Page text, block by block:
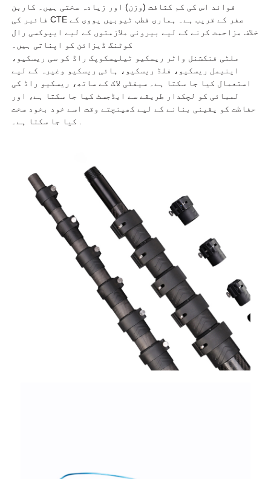
فوائد اس کی کم کثافت (وزن) اور زیادہ سختی ہیں۔ کاربن
فائبر کی CTE صفر کے قریب ہے۔ ہماری قطب ٹیوبیں یووی کے
خلاف مزاحمت کرنے کے لیے بیرونی ملازمتوں کے لیے ایپوکسی رال
کوٹنگ ڈیزائن کو اپناتی ہیں۔
ملٹی فنکشنل واٹر ریسکیو ٹیلیسکوپک راڈ کو سی ریسکیو،
اینیمل ریسکیو، فلڈ ریسکیو، ہائی ریسکیو وغیرہ کے لیے
استعمال کیا جا سکتا ہے۔ سیفٹی لاک کے ساتھ، ریسکیو راڈ کی
لمبائی کو لچکدار طریقے سے ایڈجسٹ کیا جا سکتا ہے، اور
حفاظت کو یقینی بنانے کے لیے کھینچتے وقت اسے خود بخود سخت
کیا جا سکتا ہے۔ .